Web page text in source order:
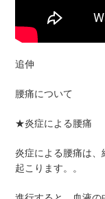
追伸
腰痛について
★炎症による腰痛
炎症による腰痛は
起こります。。